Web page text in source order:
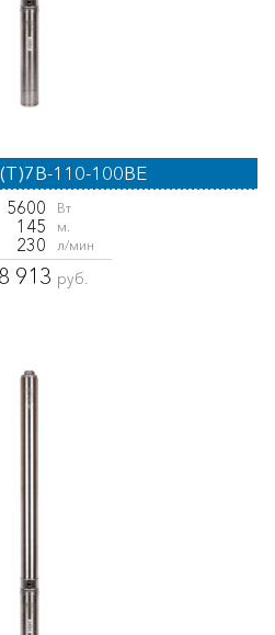
110-100BE
5600 Вт
145 м.
230 л/мин
913 руб.